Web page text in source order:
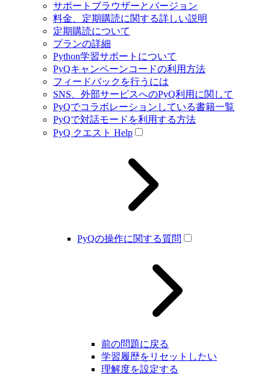
サポートブラウザーとバージョン
料金、定期購読に関する詳しい説明
定期購読について
プランの詳細
Python学習サポートについて
PyQキャンペーンコードの利用方法
フィードバックを行うには
SNS、外部サービスへのPyQ利用に関して
PyQでコラボレーションしている書籍一覧
PyQで対話モードを利用する方法
PyQ クエスト Help
PyQの操作に関する質問
前の問題に戻る
学習履歴をリセットしたい
理解度を設定する